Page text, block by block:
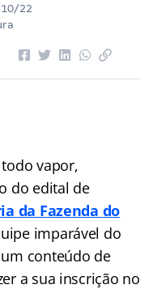
22
vapor,
do edital de
da Fazenda do
imparável do
conteúdo de
a sua inscrição no